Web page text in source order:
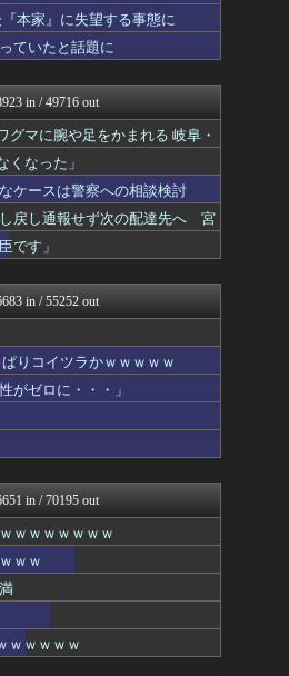
速報
ミュージアム
ー速報
つ-5chまとめ-
ドの通り道
ビニュース｜みんなの...
-VIP
速
ロスまとめニュース♪
ライフ速報
まとめ速報
.net - 5ch...
みくす 声優まとめ
イガースちゃんねる
華-家庭・生活まとめ
マスターデュエルまと...
＠２ちゃんねる
ラマ2ch
のゲーム+αブ...
ゃぷ速報
ゃんねる
PRIDE
46まとめ速報
ュース(ﾉ∀`)
ゃんねる 発達障害・...
ぽ 海外の反応
本家』に失望する事態に
ていたと話題に
in / 49716 out
グマに腕や足をかまれる 岐阜・
くなった」
ケースは警察への相談検討
戻し通報せず次の配達先へ 宮
です」
in / 55252 out
りコイツラかｗｗｗｗｗ
がゼロに・・・」
in / 70195 out
ｗｗｗｗｗｗｗ
ｗｗ
ｗｗｗｗｗ